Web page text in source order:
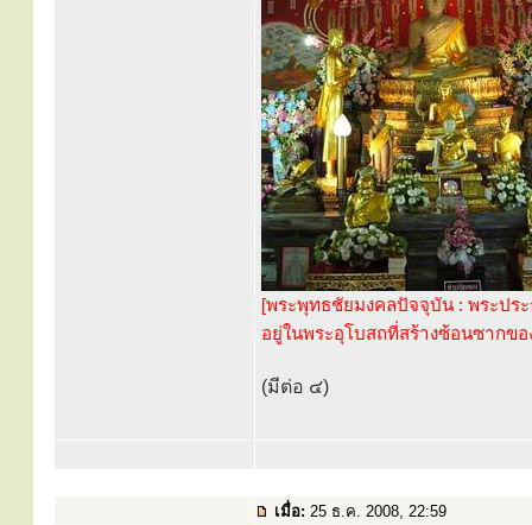
[พระพุทธชัยมงคลปัจจุบัน : พระปร
อยู่ในพระอุโบสถที่สร้างซ้อนซากข
(มีต่อ ๔)
เมื่อ: 25 ธ.ค. 2008, 22:59